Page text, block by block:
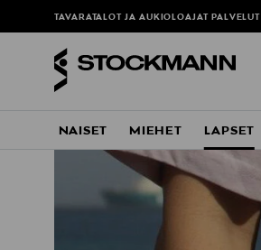
TAVARATALOT JA AUKIOLOAJAT PALVELUT
NAISET MIEHET LAPSET